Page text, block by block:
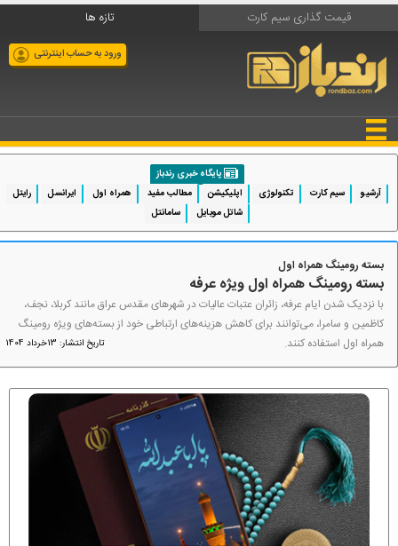
قیمت گذاری سیم کارت تازه ها
ورود به حساب اینترنتی
پایگاه خبری رندباز
آرشیو
سیم کارت تکنولوژی اپلیکیشن مطالب مفید همراه اول ایرانسل
رایتل
شاتل موبایل
سامانتل
بسته رومینگ همراه اول
بسته رومینگ همراه اول ویژه عرفه
با نزدیک شدن ایام عرفه، زائران عتبات عالیات در شهرهای مقدس عراق مانند کربلا، نجف،
کاظمین و سامرا، می‌توانند برای کاهش هزینه‌های ارتباطی خود از بسته‌های ویژه رومینگ
همراه اول استفاده کنند.
تاریخ انتشار: 13خرداد 1404